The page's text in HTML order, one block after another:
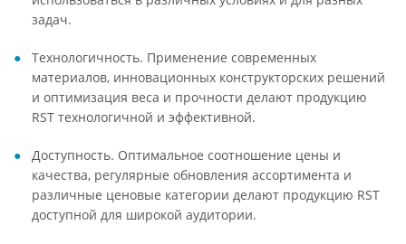
задач.
Технологичность. Применение современных
материалов, инновационных конструкторских решений
и оптимизация веса и прочности делают продукцию
RST технологичной и эффективной.
Доступность. Оптимальное соотношение цены и
качества, регулярные обновления ассортимента и
различные ценовые категории делают продукцию RST
доступной для широкой аудитории.